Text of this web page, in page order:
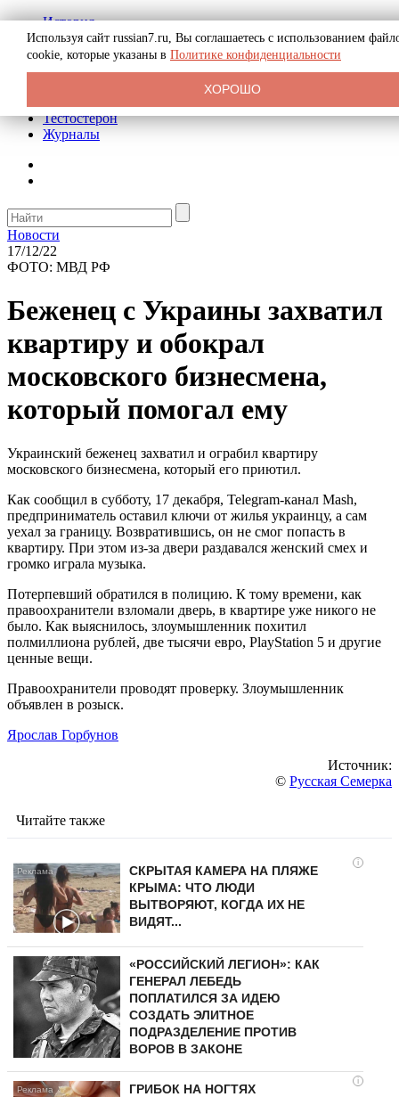
История
Биография
Криминал
Реклама на сайте
Тестостерон
Журналы
Новости
17/12/22
ФОТО: МВД РФ
Беженец с Украины захватил
квартиру и обокрал
московского бизнесмена,
который помогал ему
Украинский беженец захватил и ограбил квартиру
московского бизнесмена, который его приютил.
Как сообщил в субботу, 17 декабря, Telegram-канал Mash,
предприниматель оставил ключи от жилья украинцу, а сам
уехал за границу. Возвратившись, он не смог попасть в
квартиру. При этом из-за двери раздавался женский смех и
громко играла музыка.
Потерпевший обратился в полицию. К тому времени, как
правоохранители взломали дверь, в квартире уже никого не
было. Как выяснилось, злоумышленник похитил
полмиллиона рублей, две тысячи евро, PlayStation 5 и другие
ценные вещи.
Правоохранители проводят проверку. Злоумышленник
объявлен в розыск.
Ярослав Горбунов
Источник:
© Русская Семерка
Читайте также
i
СКРЫТАЯ КАМЕРА НА ПЛЯЖЕ
КРЫМА: ЧТО ЛЮДИ
ВЫТВОРЯЮТ, КОГДА ИХ НЕ
ВИДЯТ...
«РОССИЙСКИЙ ЛЕГИОН»: КАК
ГЕНЕРАЛ ЛЕБЕДЬ
ПОПЛАТИЛСЯ ЗА ИДЕЮ
СОЗДАТЬ ЭЛИТНОЕ
ПОДРАЗДЕЛЕНИЕ ПРОТИВ
ВОРОВ В ЗАКОНЕ
i
ГРИБОК НА НОГТЯХ
Используя сайт russian7.ru, Вы соглашаетесь с использованием
cookie, которые указаны в Политике конфиденциальности
ХОРОШО